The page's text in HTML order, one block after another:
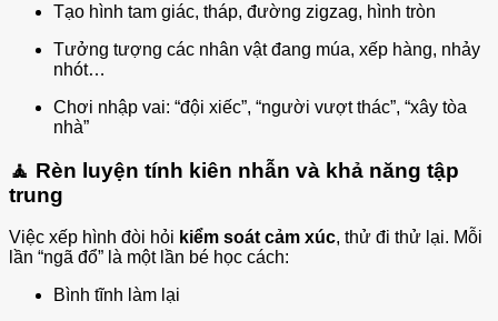
Tạo hình tam giác, tháp, đường zigzag, hình tròn
Tưởng tượng các nhân vật đang múa, xếp hàng, nhảy
nhót…
Chơi nhập vai: “đội xiếc”, “người vượt thác”, “xây tòa
nhà”
🧘 Rèn luyện tính kiên nhẫn và khả năng tập
trung
Việc xếp hình đòi hỏi kiểm soát cảm xúc, thử đi thử lại. Mỗi
lần “ngã đổ” là một lần bé học cách:
Bình tĩnh làm lại